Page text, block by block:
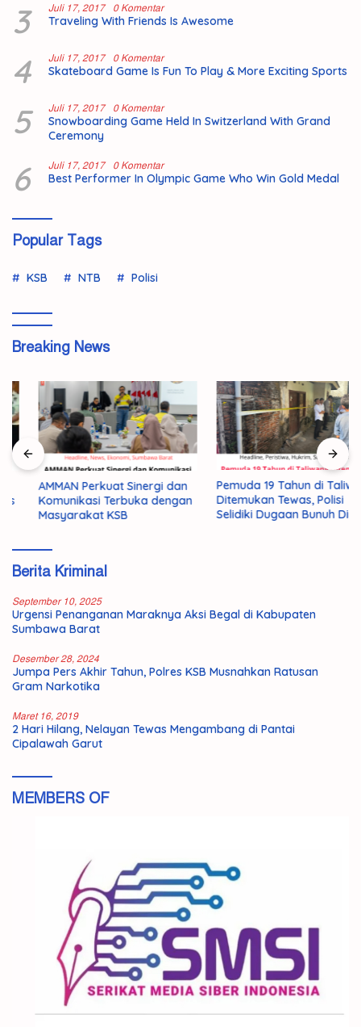
3 Juli 17, 2017 0 Komentar
Traveling With Friends Is Awesome
4 Juli 17, 2017 0 Komentar
Skateboard Game Is Fun To Play & More Exciting Sports
5 Juli 17, 2017 0 Komentar
Snowboarding Game Held In Switzerland With Grand
Ceremony
6 Juli 17, 2017 0 Komentar
Best Performer In Olympic Game Who Win Gold Medal
Popular Tags
KSB NTB Polisi
Breaking News
AMMAN Perkuat Sinergi dan
Komunikasi Terbuka dengan
Masyarakat KSB
Pemuda 19 Tahun di Taliwang
Ditemukan Tewas, Polisi
Selidiki Dugaan Bunuh Diri
Berita Kriminal
September 10, 2025
Urgensi Penanganan Maraknya Aksi Begal di Kabupaten
Sumbawa Barat
Desember 28, 2024
Jumpa Pers Akhir Tahun, Polres KSB Musnahkan Ratusan
Gram Narkotika
Maret 16, 2019
2 Hari Hilang, Nelayan Tewas Mengambang di Pantai
Cipalawah Garut
MEMBERS OF